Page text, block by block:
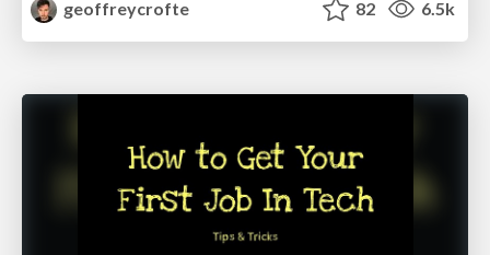
geoffreycrofte
82 6.5k